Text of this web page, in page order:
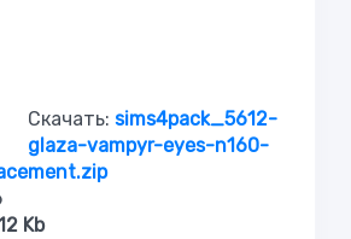
Скачать: sims4pack_5612-
glaza-vampyr-eyes-n160-
Kb